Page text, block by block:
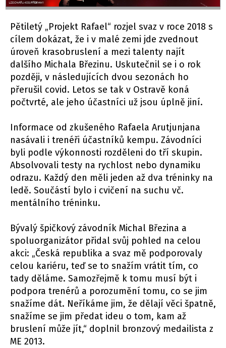
Pětiletý „Projekt Rafael“ rozjel svaz v roce 2018 s
cílem dokázat, že i v malé zemi jde zvednout
úroveň krasobruslení a mezi talenty najít
dalšího Michala Březinu. Uskutečnil se i o rok
později, v následujících dvou sezonách ho
přerušil covid. Letos se tak v Ostravě koná
počtvrté, ale jeho účastníci už jsou úplně jiní.
Informace od zkušeného Rafaela Arutjunjana
nasávali i trenéři účastníků kempu. Závodníci
byli podle výkonnosti rozděleni do tří skupin.
Absolvovali testy na rychlost nebo dynamiku
odrazu. Každý den měli jeden až dva tréninky na
ledě. Součástí bylo i cvičení na suchu vč.
mentálního tréninku.
Bývalý špičkový závodník Michal Březina a
spoluorganizátor přidal svůj pohled na celou
akci: „Česká republika a svaz mě podporovaly
celou kariéru, teď se to snažím vrátit tím, co
tady děláme. Samozřejmě k tomu musí být i
podpora trenérů a porozumění tomu, co se jim
snažíme dát. Neříkáme jim, že dělají věci špatně,
snažíme se jim předat ideu o tom, kam až
bruslení může jít,“ doplnil bronzový medailista z
ME 2013.